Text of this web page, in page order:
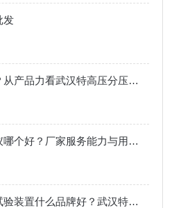
发
交直流分压器哪个好？从产品力看武汉特高压分压器的价值
绝缘油介质损耗测试仪哪个好？厂家服务能力与用户口碑调查
雷电冲击电压发生器试验装置什么品牌好？武汉特高压电力科技获用户认可